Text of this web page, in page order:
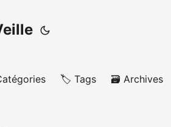
🏷️ Tags 🗃️ Archives